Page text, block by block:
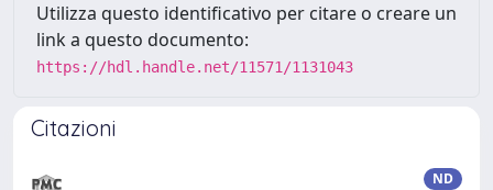
Utilizza questo identificativo per citare o creare un
link a questo documento:
https://hdl.handle.net/11571/1131043
Citazioni
ND